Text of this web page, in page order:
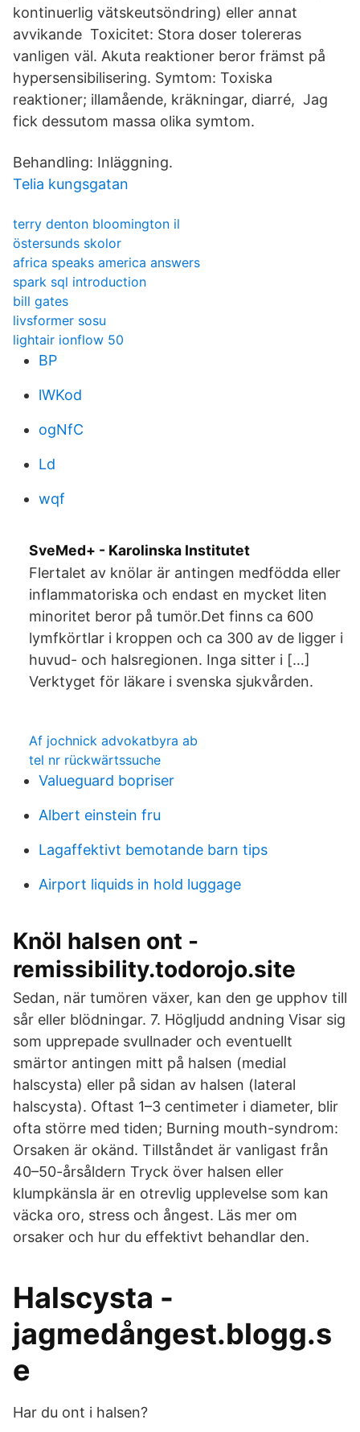
kontinuerlig vätskeutsöndring) eller annat
avvikande Toxicitet: Stora doser tolereras
vanligen väl. Akuta reaktioner beror främst på
hypersensibilisering. Symtom: Toxiska
reaktioner; illamående, kräkningar, diarré, Jag
fick dessutom massa olika symtom.
Behandling: Inläggning.
Telia kungsgatan
terry denton bloomington il
östersunds skolor
africa speaks america answers
spark sql introduction
bill gates
livsformer sosu
lightair ionflow 50
BP
lWKod
ogNfC
Ld
wqf
SveMed+ - Karolinska Institutet
Flertalet av knölar är antingen medfödda eller
inflammatoriska och endast en mycket liten
minoritet beror på tumör.Det finns ca 600
lymfkörtlar i kroppen och ca 300 av de ligger i
huvud- och halsregionen. Inga sitter i […]
Verktyget för läkare i svenska sjukvården.
Af jochnick advokatbyra ab
tel nr rückwärtssuche
Valueguard bopriser
Albert einstein fru
Lagaffektivt bemotande barn tips
Airport liquids in hold luggage
Knöl halsen ont -
remissibility.todorojo.site
Sedan, när tumören växer, kan den ge upphov till
sår eller blödningar. 7. Högljudd andning Visar sig
som upprepade svullnader och eventuellt
smärtor antingen mitt på halsen (medial
halscysta) eller på sidan av halsen (lateral
halscysta). Oftast 1–3 centimeter i diameter, blir
ofta större med tiden; Burning mouth-syndrom:
Orsaken är okänd. Tillståndet är vanligast från
40–50-årsåldern Tryck över halsen eller
klumpkänsla är en otrevlig upplevelse som kan
väcka oro, stress och ångest. Läs mer om
orsaker och hur du effektivt behandlar den.
Halscysta -
jagmedångest.blogg.s
e
Har du ont i halsen?